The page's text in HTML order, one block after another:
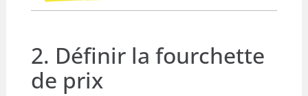
2. Définir la fourchette
de prix